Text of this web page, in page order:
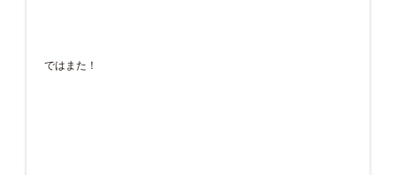
ではまた！